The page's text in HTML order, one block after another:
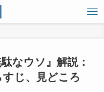
なウソ』解説：
じ、見どころ